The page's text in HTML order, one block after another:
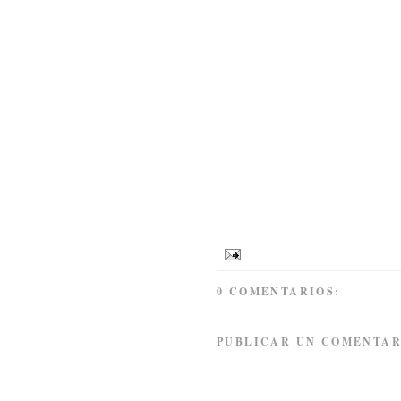
0 COMENTARIOS:
PUBLICAR UN